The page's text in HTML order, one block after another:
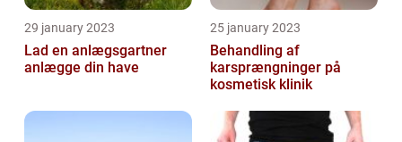
29 january 2023
Lad en anlægsgartner
anlægge din have
25 january 2023
Behandling af
karsprængninger på
kosmetisk klinik